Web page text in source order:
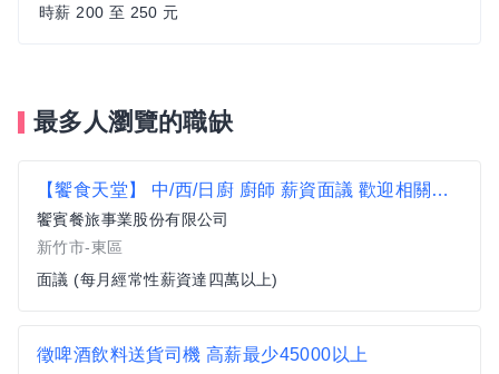
時薪 200 至 250 元
最多人瀏覽的職缺
【饗食天堂】 中/西/日廚 廚師 薪資面議 歡迎相關經驗者來挑戰【新竹市東區】
饗賓餐旅事業股份有限公司
新竹市-東區
面議 (每月經常性薪資達四萬以上)
徵啤酒飲料送貨司機 高薪最少45000以上